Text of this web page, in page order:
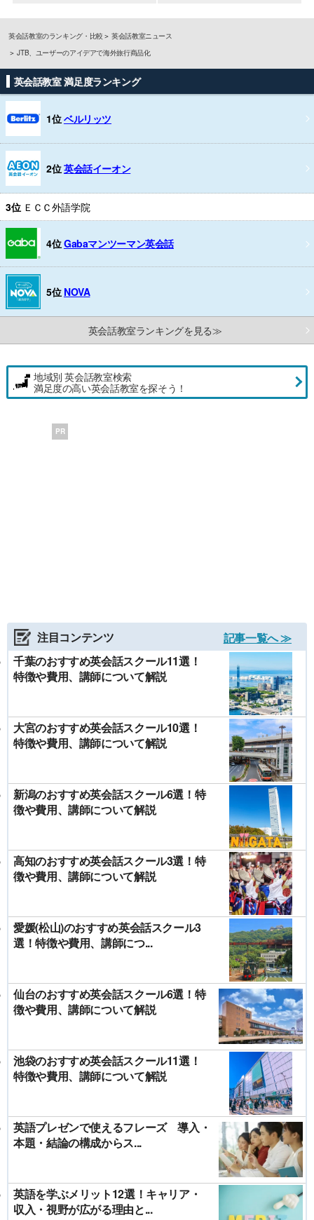
英会話教室のランキング・比較
英会話教室ニュース
JTB、ユーザーのアイデアで海外旅行商品化
英会話教室 満足度ランキング
1位ベルリッツ
2位英会話イーオン
3位 ＥＣＣ外語学院
4位Gabaマンツーマン英会話
5位 NOVA
英会話教室ランキングを見る≫
地域別 英会話教室検索
満足度の高い英会話教室を探そう！
PR
注目コンテンツ
記事一覧へ ≫
千葉のおすすめ英会話スクール11選！
特徴や費用、講師について解説
大宮のおすすめ英会話スクール10選！
特徴や費用、講師について解説
新潟のおすすめ英会話スクール6選！特
徴や費用、講師について解説
高知のおすすめ英会話スクール3選！特
徴や費用、講師について解説
愛媛(松山)のおすすめ英会話スクール3
選！特徴や費用、講師につ...
仙台のおすすめ英会話スクール6選！特
徴や費用、講師について解説
池袋のおすすめ英会話スクール11選！
特徴や費用、講師について解説
英語プレゼンで使えるフレーズ 導入・
本題・結論の構成からス...
英語を学ぶメリット12選！キャリア・
収入・視野が広がる理由と...